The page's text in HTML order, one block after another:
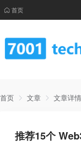
首页
首页 文章 文章详情
推荐15个